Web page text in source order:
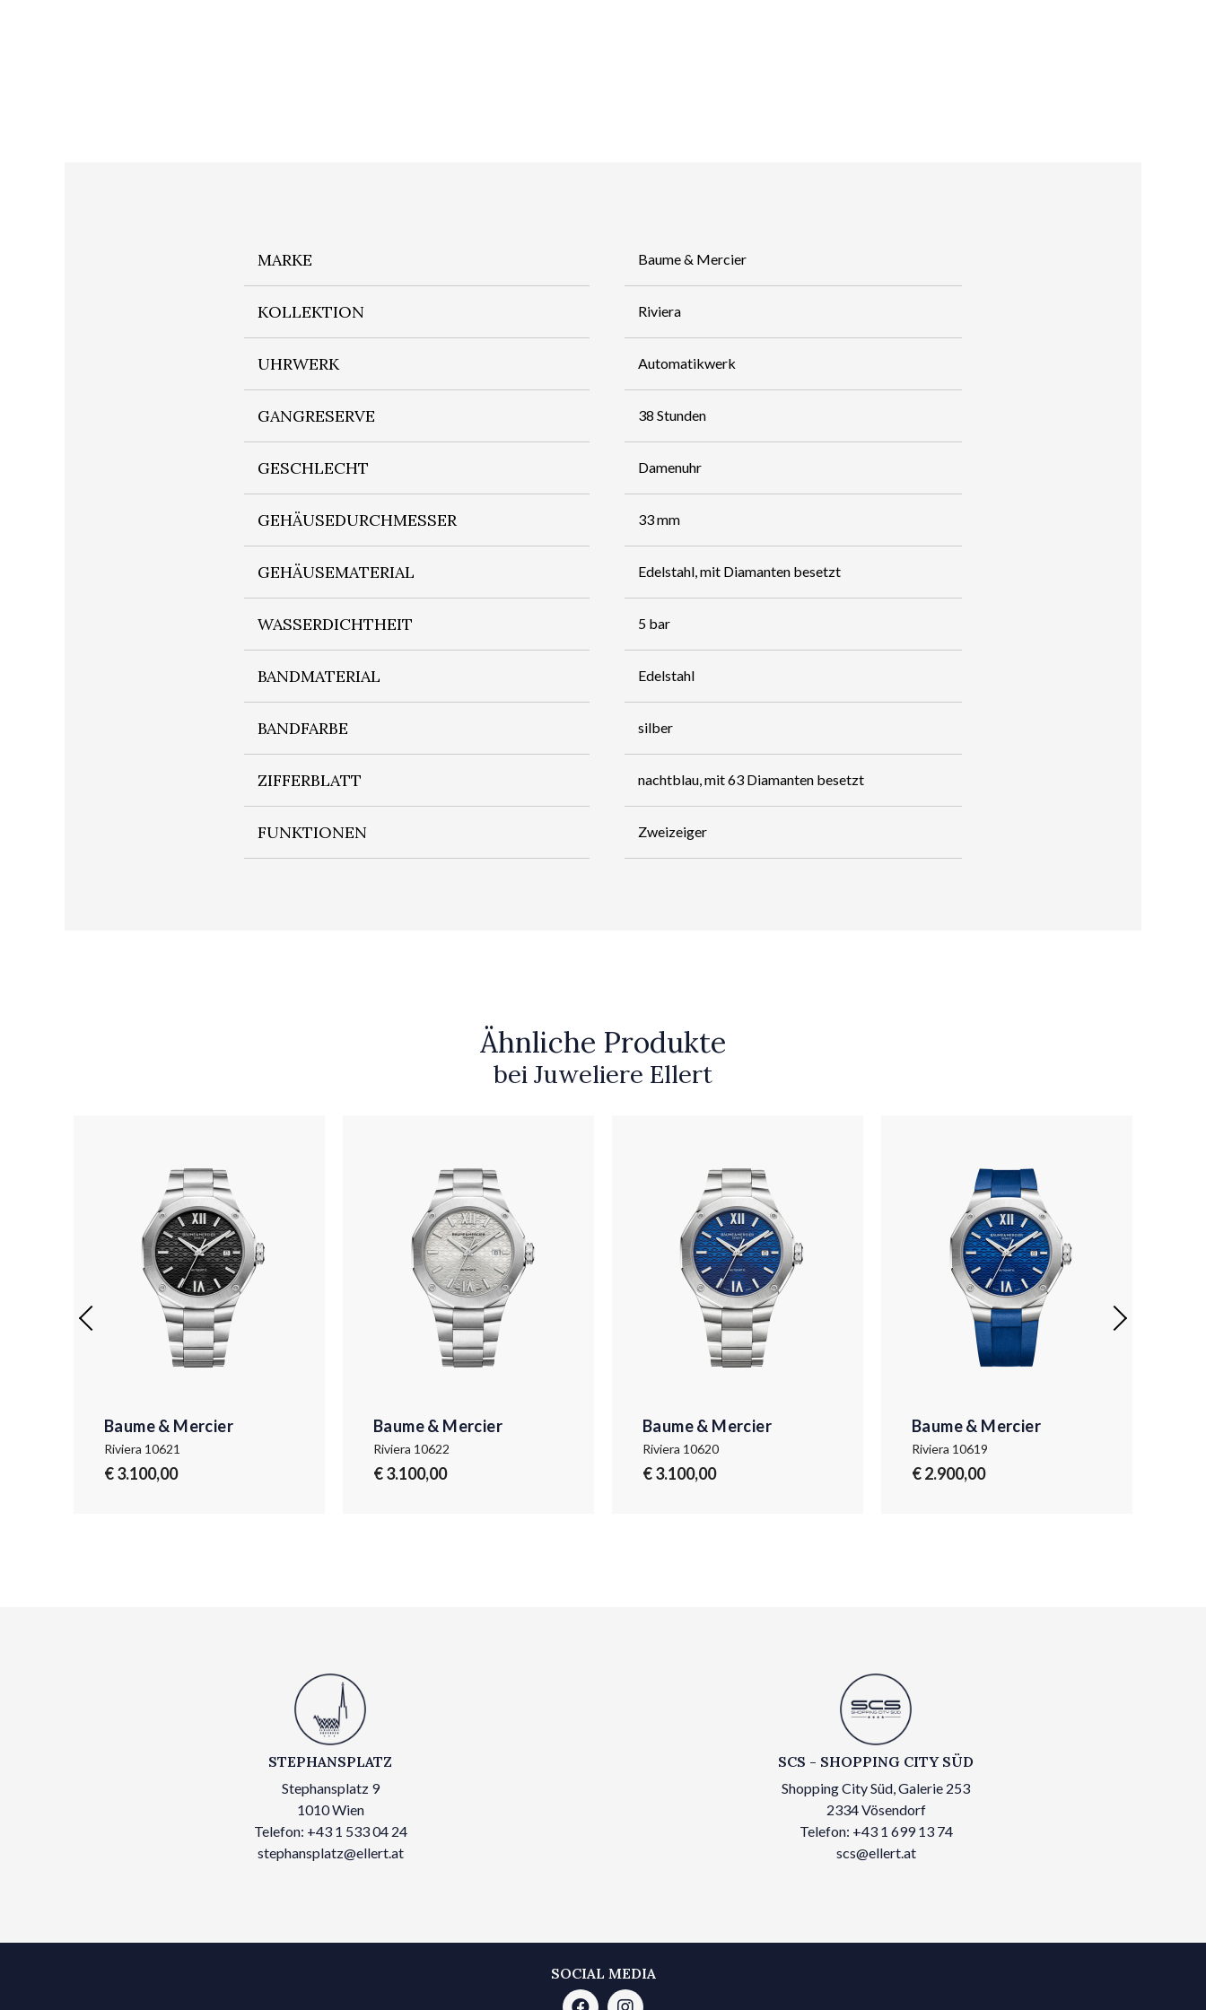
MARKE Baume & Mercier
KOLLEKTION Riviera
UHRWERK Automatikwerk
GANGRESERVE 38 Stunden
GESCHLECHT Damenuhr
GEHÄUSEDURCHMESSER 33 mm
GEHÄUSEMATERIAL Edelstahl, mit Diamanten besetzt
WASSERDICHTHEIT 5 bar
BANDMATERIAL Edelstahl
BANDFARBE silber
ZIFFERBLATT nachtblau, mit 63 Diamanten besetzt
FUNKTIONEN Zweizeiger
Ähnliche Produkte
bei Juweliere Ellert
Baume & Mercier
Riviera 10621
€ 3.100,00
Baume & Mercier
Riviera 10622
€ 3.100,00
Baume & Mercier
Riviera 10620
€ 3.100,00
Baume & Mercier
Riviera 10619
€ 2.900,00
STEPHANSPLATZ
Stephansplatz 9
1010 Wien
Telefon: +43 1 533 04 24
stephansplatz@ellert.at
SCS - SHOPPING CITY SÜD
Shopping City Süd, Galerie 253
2334 Vösendorf
Telefon: +43 1 699 13 74
scs@ellert.at
SOCIAL MEDIA